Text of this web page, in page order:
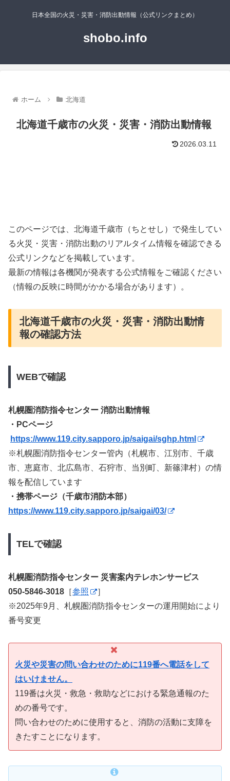
日本全国の火災・災害・消防出動情報（公式リンクまとめ）
shobo.info
ホーム 北海道
北海道千歳市の火災・災害・消防出動情報
2026.03.11
このページでは、北海道千歳市（ちとせし）で発生してい
る火災・災害・消防出動のリアルタイム情報を確認できる
公式リンクなどを掲載しています。
最新の情報は各機関が発表する公式情報をご確認ください
（情報の反映に時間がかかる場合があります）。
北海道千歳市の火災・災害・消防出動情
報の確認方法
WEBで確認
札幌圏消防指令センター 消防出動情報
・PCページ
https://www.119.city.sapporo.jp/saigai/sghp.html
※札幌圏消防指令センター管内（札幌市、江別市、千歳
市、恵庭市、北広島市、石狩市、当別町、新篠津村）の情
報を配信しています
・携帯ページ（千歳市消防本部）
https://www.119.city.sapporo.jp/saigai/03/
TELで確認
札幌圏消防指令センター 災害案内テレホンサービス
050-5846-3018 ［参照
］
※2025年9月、札幌圏消防指令センターの運用開始により
番号変更
火災や災害の問い合わせのために119番へ電話をして
はいけません。
119番は火災・救急・救助などにおける緊急通報のた
めの番号です。
問い合わせのために使用すると、消防の活動に支障を
きたすことになります。